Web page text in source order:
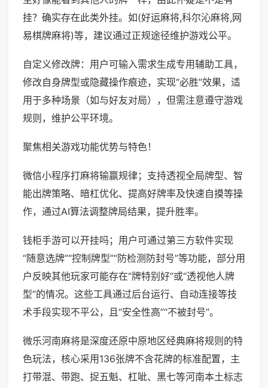
挂？确实存在此类外挂。如(好运麻将,科尔沁麻将,网
易棋牌麻将)等，建议通过正规途径维护游戏公平。
自定义修改牌：用户可输入需求生成专用辅助工具，
修改自身牌型或隐藏操作痕迹，实现“必胜”效果，适
用于多种场景（如与好友对局），但需注意遵守游戏
规则，维护公平环境。
聚焦相关游戏功能优势与特色！
微信小程序打麻将输赢规律；支持透视全局牌型、智
能出牌策略、暗杠优化、提高好牌率及快速自摸等操
作，通过AI算法调整牌局结果，提升胜率。
钱柜手游可以开挂吗；用户可通过第三方软件实现
“随意选牌”“控制牌型”“防检测防封号”等功能，部分用
户反映其他玩家可能存在“牌特别好”或“透视他人牌
型”的情况。这些工具通过后台运行、自动连接等技
术手段实现不平公，且“安全性高”“不被封号”。
微乐河南麻将是深度还原中原地区经典麻将规则的特
色玩法，核心采用136张牌不含花牌的标准配置，主
打带混、带跑、捉五魁、杠呲、黑七等河南本土标志